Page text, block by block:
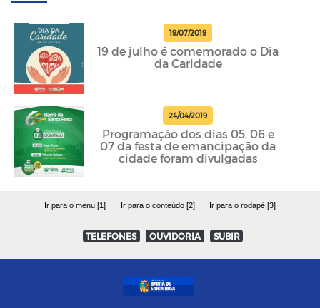
19/07/2019
19 de julho é comemorado o Dia
da Caridade
24/04/2019
Programação dos dias 05, 06 e
07 da festa de emancipação da
cidade foram divulgadas
Ir para o menu [1] Ir para o conteúdo [2] Ir para o rodapé [3]
TELEFONES OUVIDORIA SUBIR